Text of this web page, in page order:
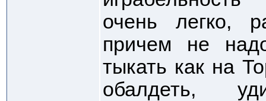
очень легко,
причем не
тыкать как на
обалдеть,